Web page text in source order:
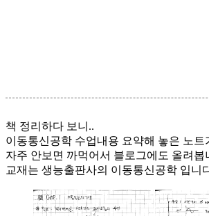
책 정리하다 보니..
이동통신공학 수업내용 요약해 놓은 노트
자주 안보면 까먹어서 블로그에도 올려봅
교재는 생능출판사의 이동통신공학 입니